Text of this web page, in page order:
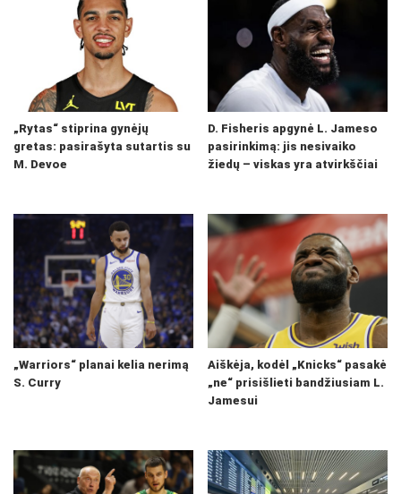
„Rytas“ stiprina gynėjų
gretas: pasirašyta sutartis su
M. Devoe
D. Fisheris apgynė L. Jameso
pasirinkimą: jis nesivaiko
žiedų – viskas yra atvirkščiai
„Warriors“ planai kelia nerimą
S. Curry
Aiškėja, kodėl „Knicks“ pasakė
„ne“ prisišlieti bandžiusiam L.
Jamesui